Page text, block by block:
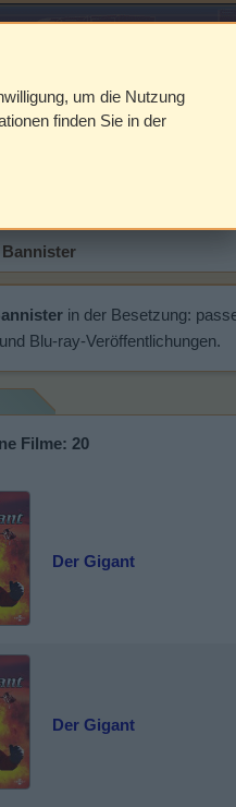
Bannister
in der Besetzung:
Blu-ray-Veröffentlichungen.
Filme: 20
Der Gigant
Der Gigant
um die Nutzung
finden Sie in der